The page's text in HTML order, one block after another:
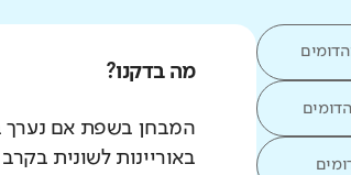
מה בדקנו?
המבחן בשפת אם נערך
באוריינות לשונית